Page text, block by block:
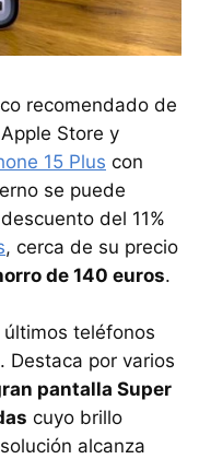
recomendado de
Store y
15 Plus con
se puede
del 11%
, cerca de su precio
de 140 euros.
últimos teléfonos
Destaca por varios
pantalla Super
cuyo brillo
alcanza